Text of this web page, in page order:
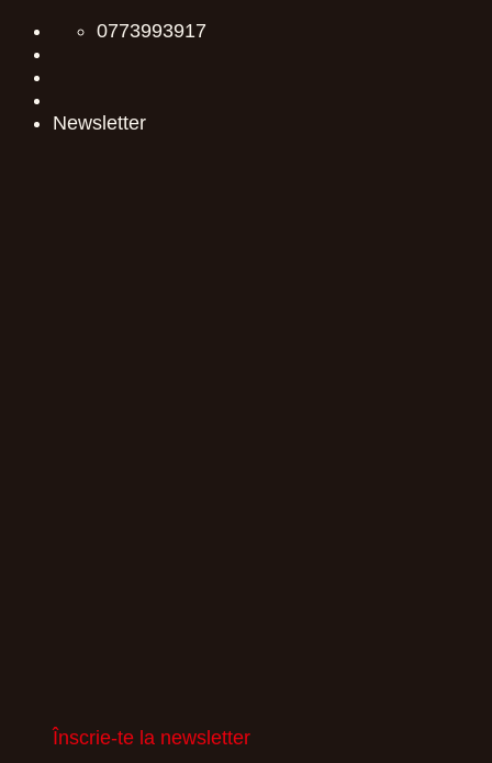
Skip
content
0773993917
Newsletter
Înscrie-te la newsletter